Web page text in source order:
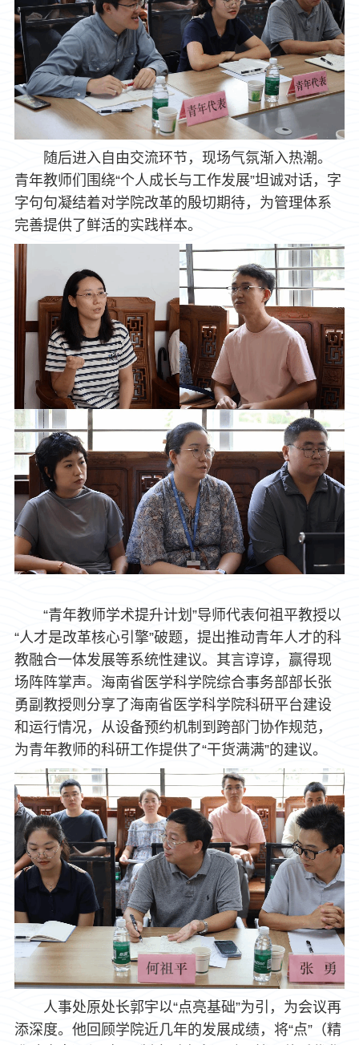
随后进入自由交流环节，现场气氛渐入热潮。
青年教师们围绕“个人成长与工作发展”坦诚对话，字
字句句凝结着对学院改革的殷切期待，为管理体系
完善提供了鲜活的实践样本。
“青年教师学术提升计划”导师代表何祖平教授以
“人才是改革核心引擎”破题，提出推动青年人才的科
教融合一体发展等系统性建议。其言谆谆，赢得现
场阵阵掌声。海南省医学科学院综合事务部部长张
勇副教授则分享了海南省医学科学院科研平台建设
和运行情况，从设备预约机制到跨部门协作规范，
为青年教师的科研工作提供了“干货满满”的建议。
人事处原处长郭宇以“点亮基础”为引，为会议再
添深度。他回顾学院近几年的发展成绩，将“点”（精